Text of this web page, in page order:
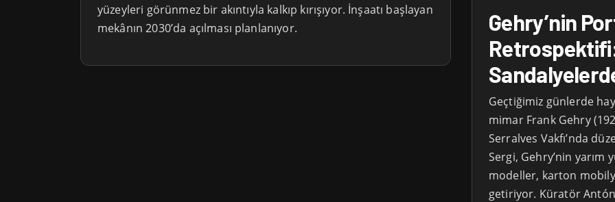
yüzeyleri görünmez bir akıntıyla kalkıp kırışıyor. İnşaatı başlayan
mekânın 2030’da açılması planlanıyor.
Gehry’nin
Geçtiğimiz günlerde
mimar Frank Gehry
Serralves Vakfı’nda
Sergi, Gehry’nin yarım
modeller, karton
getiriyor. Küratör